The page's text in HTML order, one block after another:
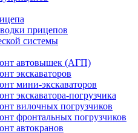
прицепов
системы
автовышек (АГП)
экскаваторов
мини-экскаваторов
экскаватора-погрузчика
вилочных погрузчиков
фронтальных погрузчиков
автокранов